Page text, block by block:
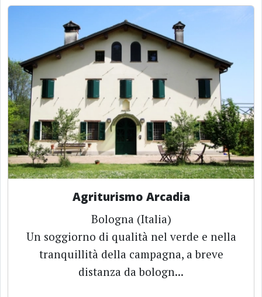
Agriturismo Arcadia
Bologna (Italia)
Un soggiorno di qualità nel verde e nella
tranquillità della campagna, a breve
distanza da bologn...